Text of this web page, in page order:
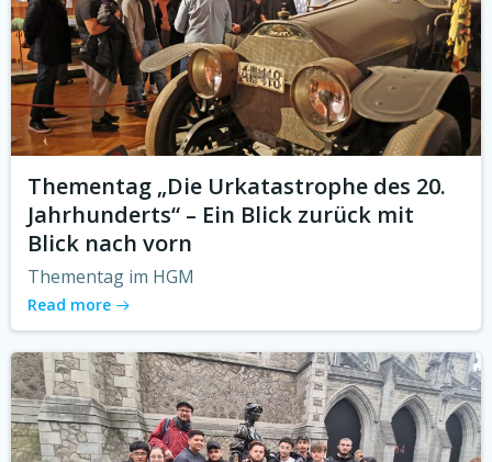
Thementag „Die Urkatastrophe des 20.
Jahrhunderts“ – Ein Blick zurück mit
Blick nach vorn
Thementag im HGM
Read more